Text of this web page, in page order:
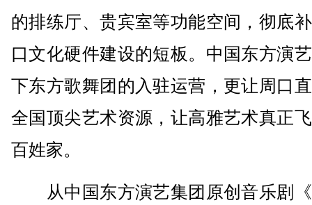
的排练厅、贵宾室等功能空间，彻底
口文化硬件建设的短板。中国东方演
下东方歌舞团的入驻运营，更让周口
全国顶尖艺术资源，让高雅艺术真正
百姓家。
从中国东方演艺集团原创音乐剧